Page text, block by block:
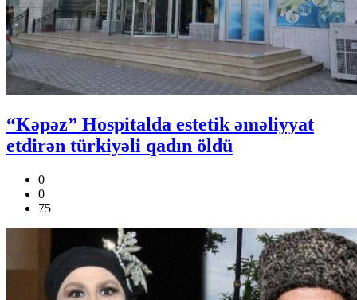
“Kəpəz” Hospitalda estetik əməliyyat
etdirən türkiyəli qadın öldü
0
0
75